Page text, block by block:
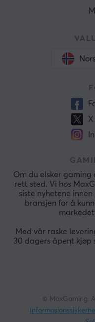
X
Om du elsker gaming
rett sted. Vi hos
siste nyhetene
bransjen for å
Med vår raske
30 dagers åpent kjøp
© MaxGaming.